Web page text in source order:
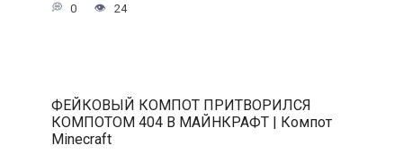
0 24
ФЕЙКОВЫЙ КОМПОТ ПРИТВОРИЛСЯ
КОМПОТОМ 404 В МАЙНКРАФТ | Компот
Minecraft